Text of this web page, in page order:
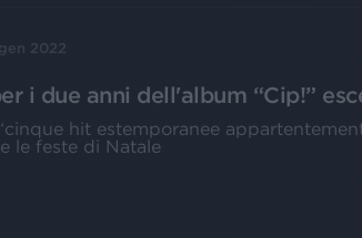
2022
i due anni dell'album “Cip!”
hit estemporanee
le feste di Natale